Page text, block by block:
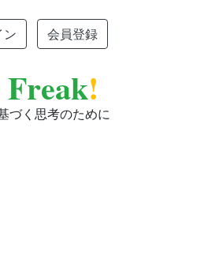
ン 会員登録
!
づく思考のために